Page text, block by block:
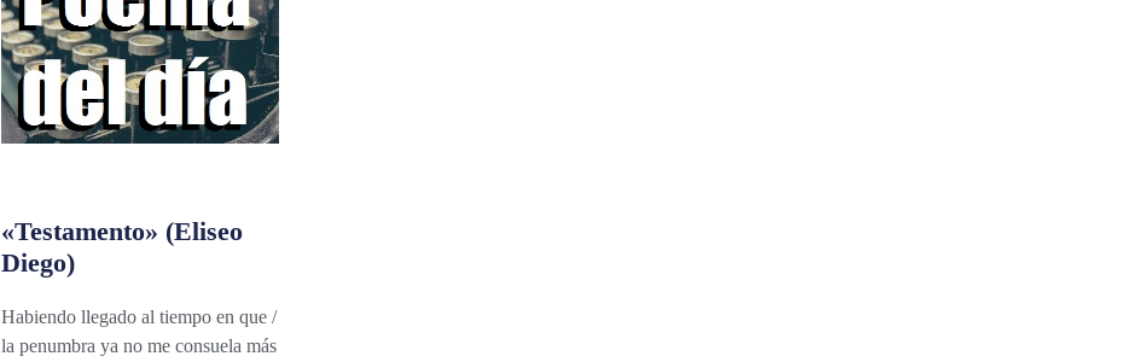
«Testamento» (Eliseo
Diego)
Habiendo llegado al tiempo en que /
la penumbra ya no me consuela más